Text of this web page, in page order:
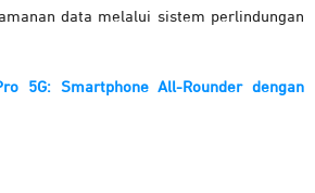
data melalui sistem perlindungan
5G: Smartphone All-Rounder dengan